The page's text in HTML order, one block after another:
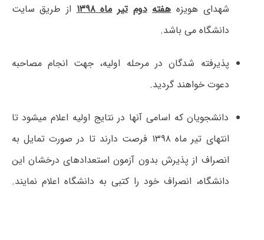
شهدای هویزههفته دوم تیر ماه ۱۳۹۸
از طریق سایت
دانشگاه می­ باشد.
پذیرفته شدگان در مرحله اولیه، جهت انجام مصاحبه
دعوت خواهند گردید.
دانشجویان که اسامی آن­ها در نتایج اولیه اعلام می­شود تا
انتهای تیر ماه ۱۳۹۸ فرصت دارند تا در صورت تمایل به
انصراف از پذیرش بدون آزمون استعدادهای درخشان این
دانشگاه، انصراف خود را کتبی به دانشگاه اعلام نمایند.